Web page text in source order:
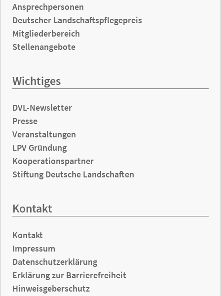
Ansprechpersonen
Deutscher Landschaftspflegepreis
Mitgliederbereich
Stellenangebote
Wichtiges
DVL-Newsletter
Presse
Veranstaltungen
LPV Gründung
Kooperationspartner
Stiftung Deutsche Landschaften
Kontakt
Kontakt
Impressum
Datenschutzerklärung
Erklärung zur Barrierefreiheit
Hinweisgeberschutz